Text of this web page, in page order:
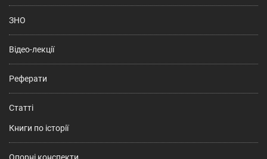
ЗНО
Відео-лекції
Реферати
Статті
Книги по історії
Опорні конспекти